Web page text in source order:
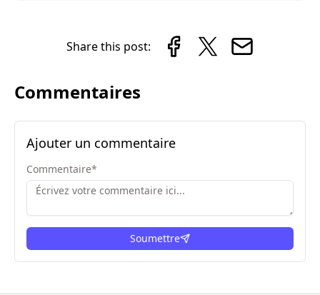
Share this post:
Commentaires
Ajouter un commentaire
Commentaire*
Soumettre